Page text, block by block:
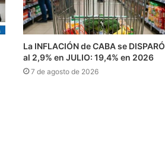
La INFLACIÓN de CABA se DISPARÓ
al 2,9% en JULIO: 19,4% en 2026
7 de agosto de 2026